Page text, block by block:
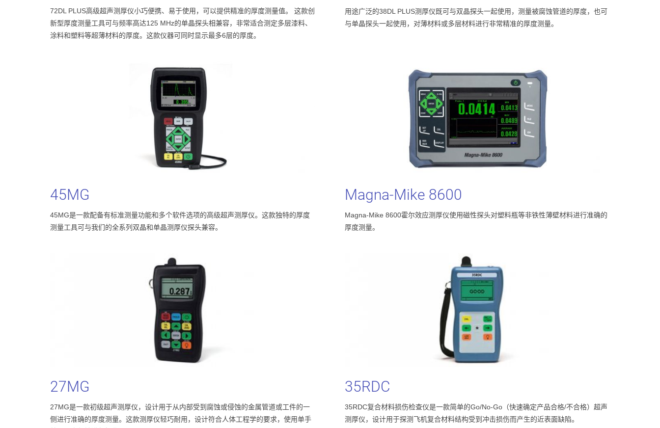
72DL PLUS高级超声测厚仪小巧便携、易于使用，可以提供精准的厚度测量值。 这款创
新型厚度测量工具可与频率高达125 MHz的单晶探头相兼容，非常适合测定多层漆料、
涂料和塑料等超薄材料的厚度。这款仪器可同时显示最多6层的厚度。
用途广泛的38DL PLUS测厚仪既可与双晶探头一起使用，测量被腐蚀管道的厚度，也可
与单晶探头一起使用，对薄材料或多层材料进行非常精准的厚度测量。
45MG
45MG是一款配备有标准测量功能和多个软件选项的高级超声测厚仪。这款独特的厚度
测量工具可与我们的全系列双晶和单晶测厚仪探头兼容。
Magna-Mike 8600
Magna-Mike 8600霍尔效应测厚仪使用磁性探头对塑料瓶等非铁性薄壁材料进行准确的
厚度测量。
27MG
27MG是一款初级超声测厚仪，设计用于从内部受到腐蚀或侵蚀的金属管道或工件的一
侧进行准确的厚度测量。这款测厚仪轻巧耐用，设计符合人体工程学的要求，使用单手
35RDC
35RDC复合材料损伤检查仪是一款简单的Go/No-Go（快速确定产品合格/不合格）超声
测厚仪，设计用于探测飞机复合材料结构受到冲击损伤而产生的近表面缺陷。